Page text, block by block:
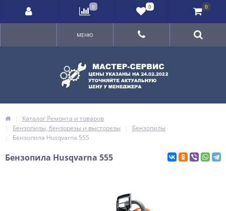
МЕНЮ
Каталог Ремонта и товаров
Бензопилы, бензорезы и высторезы
Бензопилы
Бензопила Husqvarna 555
Бензопила Husqvarna 555
0 0 0